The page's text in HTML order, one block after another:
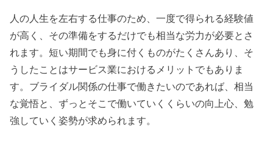
人の人生を左右する仕事のため、一度で得られる経験値
が高く、その準備をするだけでも相当な労力が必要とさ
れます。短い期間でも身に付くものがたくさんあり、そ
うしたことはサービス業におけるメリットでもありま
す。ブライダル関係の仕事で働きたいのであれば、相当
な覚悟と、ずっとそこで働いていくくらいの向上心、勉
強していく姿勢が求められます。